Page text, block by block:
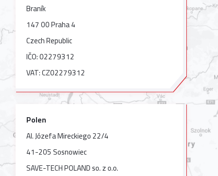
Braník
147 00 Praha 4
Czech Republic
IČO: 02279312
VAT: CZ02279312
Polen
Al. Józefa Mireckiego 22/4
41-205 Sosnowiec
SAVE-TECH POLAND so. z o.o.